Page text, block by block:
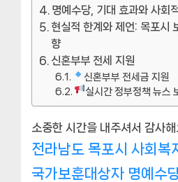
명예수당, 기대 효과와 사회
현실적 한계와 제언: 목포시
향
신혼부부 전세 지원
신혼부부 전세금 지원
실시간 정부정책 뉴스
소중한 시간을 내주셔서 감사해
전라남도 목포시 사회복
국가보훈대상자 명예수